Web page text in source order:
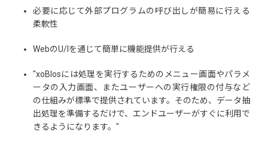
必要に応じて外部プログラムの呼び出しが簡易に行える
柔軟性
WebのU/Iを通じて簡単に機能提供が行える
"xoBlosには処理を実行するためのメニュー画面やパラメ
ータの入力画面、またユーザーへの実行権限の付与など
の仕組みが標準で提供されています。そのため、データ抽
出処理を準備するだけで、エンドユーザーがすぐに利用で
きるようになります。"